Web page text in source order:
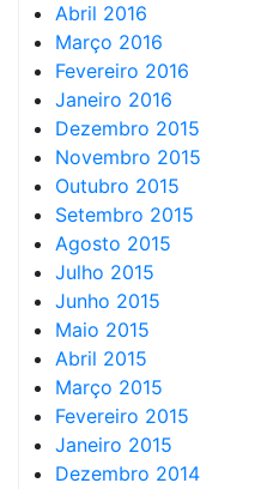
Abril 2016
Março 2016
Fevereiro 2016
Janeiro 2016
Dezembro 2015
Novembro 2015
Outubro 2015
Setembro 2015
Agosto 2015
Julho 2015
Junho 2015
Maio 2015
Abril 2015
Março 2015
Fevereiro 2015
Janeiro 2015
Dezembro 2014